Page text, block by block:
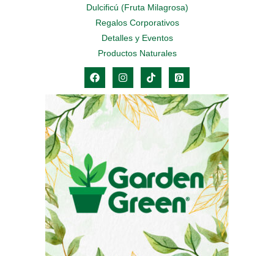
Dulcificú (Fruta Milagrosa)
Regalos Corporativos
Detalles y Eventos
Productos Naturales